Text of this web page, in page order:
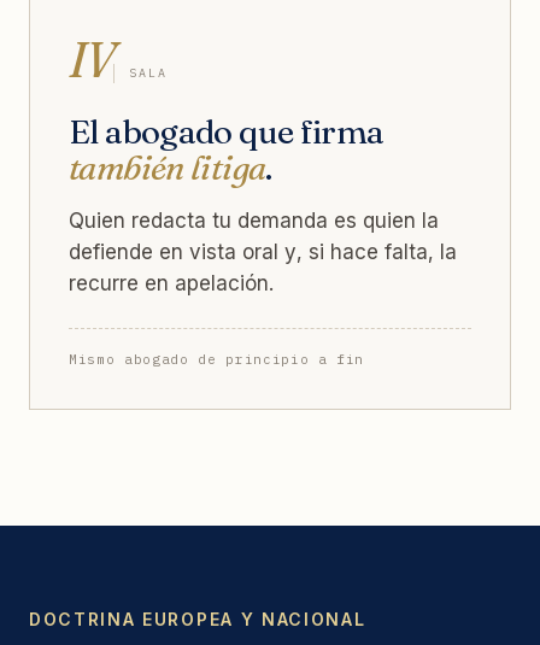
IV SALA
El abogado que firma
también litiga.
Quien redacta tu demanda es quien la
defiende en vista oral y, si hace falta, la
recurre en apelación.
Mismo abogado de principio a fin
DOCTRINA EUROPEA Y NACIONAL